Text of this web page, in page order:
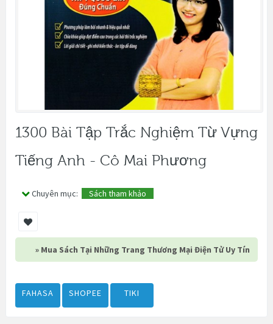
1300 Bài Tập Trắc Nghiệm Từ Vựng
Tiếng Anh - Cô Mai Phương
Chuyên mục: Sách tham khảo
» Mua Sách Tại Những Trang Thương Mại Điện Tử Uy Tín
FAHASA SHOPEE TIKI